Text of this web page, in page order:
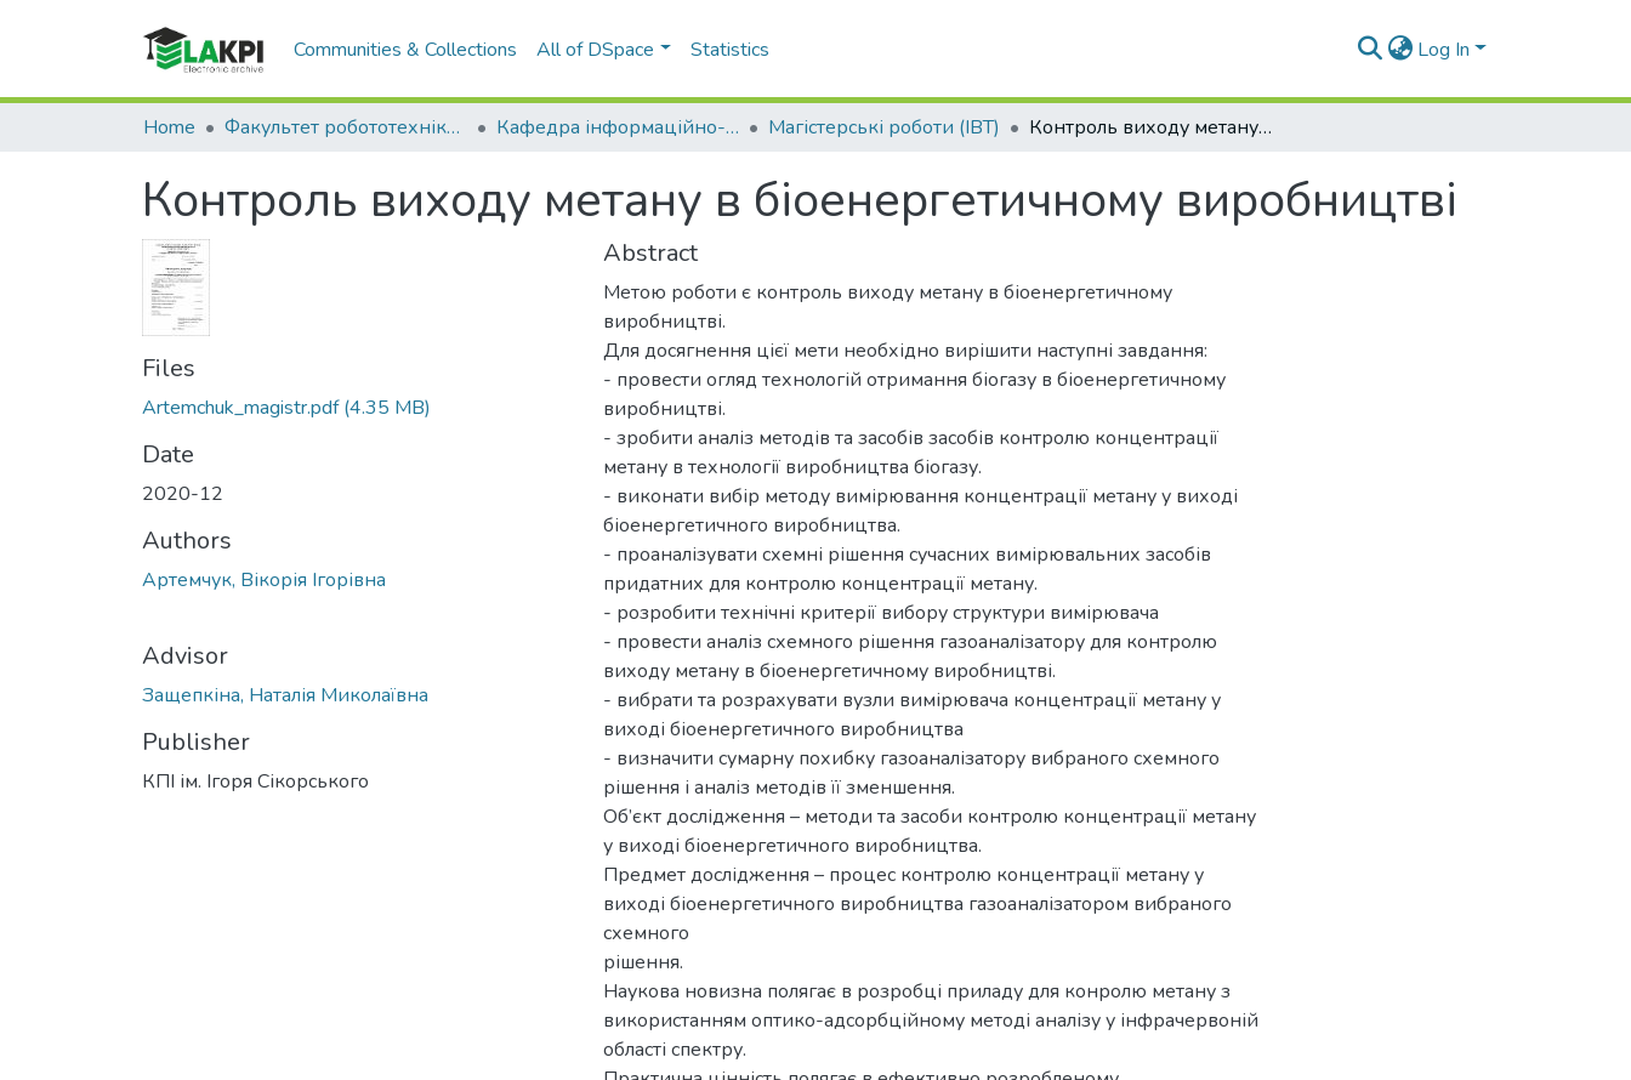
Communities & Collections All of DSpace Statistics Log In
Home Факультет робототехніки та приладобудування (ФРП) Кафедра інформаційно-вимірювальних технологій (ІВТ) Магістерські роботи (ІВТ) Контроль виходу метану в біоенергетичному виробництві
Контроль виходу метану в біоенергетичному виробництві
Files
Artemchuk_magistr.pdf(4.35 MB)
Date
2020-12
Authors
Артемчук, Вікорія Ігорівна
Advisor
Защепкіна, Наталія Миколаївна
Publisher
КПІ ім. Ігоря Сікорського
Abstract
Метою роботи є контроль виходу метану в біоенергетичному
виробництві.
Для досягнення цієї мети необхідно вирішити наступні завдання:
- провести огляд технологій отримання біогазу в біоенергетичному
виробництві.
- зробити аналіз методів та засобів засобів контролю концентрації
метану в технології виробництва біогазу.
- виконати вибір методу вимірювання концентрації метану у виході
біоенергетичного виробництва.
- проаналізувати схемні рішення сучасних вимірювальних засобів
придатних для контролю концентрації метану.
- розробити технічні критерії вибору структури вимірювача
- провести аналіз схемного рішення газоаналізатору для контролю
виходу метану в біоенергетичному виробництві.
- вибрати та розрахувати вузли вимірювача концентрації метану у
виході біоенергетичного виробництва
- визначити сумарну похибку газоаналізатору вибраного схемного
рішення і аналіз методів її зменшення.
Об’єкт дослідження – методи та засоби контролю концентрації метану
у виході біоенергетичного виробництва.
Предмет дослідження – процес контролю концентрації метану у
виході біоенергетичного виробництва газоаналізатором вибраного
схемного
рішення.
Наукова новизна полягає в розробці приладу для конролю метану з
використанням оптико-адсорбційному методі аналізу у інфрачервоній
області спектру.